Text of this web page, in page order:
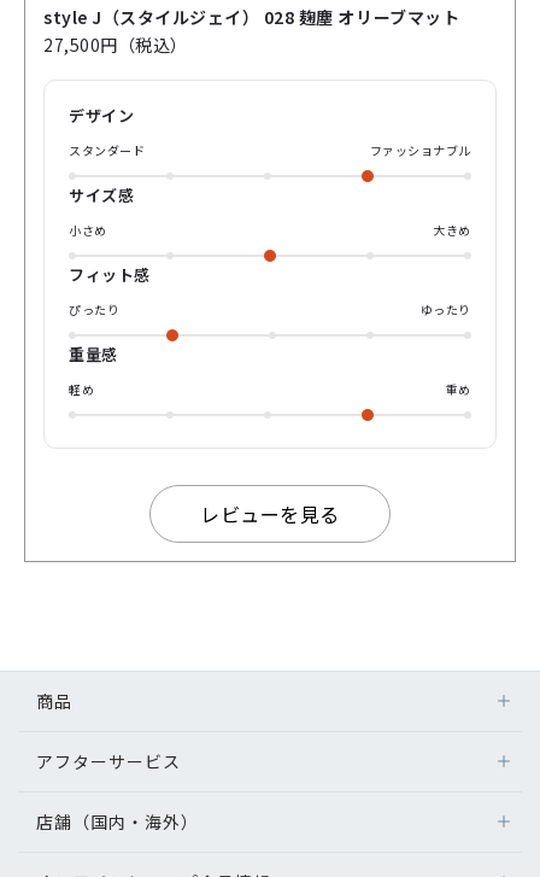
だったりを求めている訳なんですが、今回は性能はもちろ
ん、『日本らしさ』を体現したいと奮闘するフレームをご紹
介いたします。 『style J 028』col.麹塵 フロントのシェイ
プはすごく柔らかいクラウンパント形状です。通常のクラウ
わせやすいフレームになっています。サイズ感は元々レディ
ース仕様なので小さめですが、レディースの中では小さすぎ
ずもなく大きすぎることも無い。そういったサイズ感です。
顔の小さな男性ならかけやすいかなと言ったサイズ感かな
と。 製造方法も金属の1枚板からフレームを作る方法で、強
度も確保。耳のかけるところは適度な反発と、掛け心地を求
めた形状『J SPRING』に。耳のかけるところの先のプラスチ
ックは丁寧に職人が磨き上げた透明感があふれるべっ甲で、
す。 そんなカラーは『麹塵』。ぱっとしないですよね。暗め
の灰色に黄色を混ぜたような色です。光が強く当たらない所
では薄い茶色に。当たるところでは緑のような色に反射する
カラーです。塗装方法もメッキではなく、つや消しとまでは
行かない独特な光沢があります。 しかしながらこの麹塵(きく
じん)とは非常に歴史深く、はるか昔の中国から上流階級の貴
族に愛されているとして文献に登場しています。 そして日本
とされ他の服への着色を禁止していた…そんな経歴も。 そん
な色のことなんで誰が気づくんだよと思いながらもそういう
色をこそっと使ってくるあたり。非常に日本人らしいですね
ぇ(褒め言葉) はてさて。長くはなりましたが、オタク心がほ
style J（スタイルジェイ） 028 麹塵 オリーブマット
27,500円（税込）
デザイン
スタンダード ファッショナブル
サイズ感
小さめ 大きめ
フィット感
ぴったり ゆったり
重量感
軽め 重め
レビューを見る
商品
アフターサービス
店舗（国内・海外）